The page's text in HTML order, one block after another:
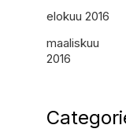
elokuu 2016
maaliskuu
2016